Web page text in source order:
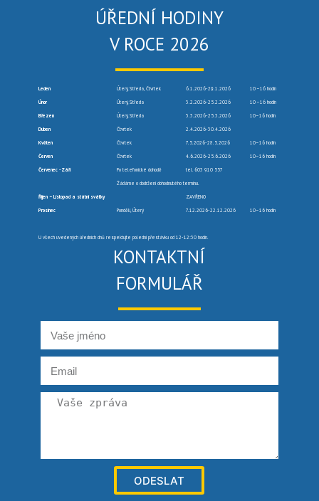
ÚŘEDNÍ HODINY
V ROCE 2026
Leden Úterý, Středa, Čtvrtek 6.1.2026-29.1.2026 10 –16 hodin
Únor Úterý, Středa 3.2.2026-25.2.2026 10 –16 hodin
Březen Úterý, Středa 3.3.2026-25.3.2026 10–16 hodin
Duben Čtvrtek 2.4.2026-30.4.2026
Květen Čtvrtek 7.5.2026-28.5.2026 10–16 hodin
Červen Čtvrtek 4.6.2026-25.6.2026 10–16 hodin
Červenec -Září Po telefonické dohodě tel. 603 910 557
Žádáme o dodržení dohodnutého termínu.
Říjen – Listopad a státní svátky ZAVŘENO
Prosinec Pondělí, Úterý 7.12.2026-22.12.2026 10–16 hodin
U všech uvedených úředních dnů respektujte polední přestávku od 12-12:30 hodin.
KONTAKTNÍ
FORMULÁŘ
ODESLAT